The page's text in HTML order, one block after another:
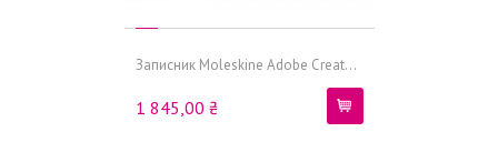
Записник Moleskine Adobe Creat...
1 845,00 ₴